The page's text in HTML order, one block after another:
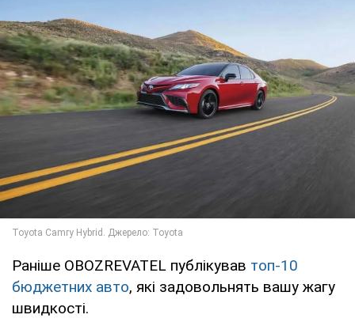
Раніше OBOZREVATEL публікував топ-10
бюджетних авто, які задовольнять вашу жагу
швидкості.